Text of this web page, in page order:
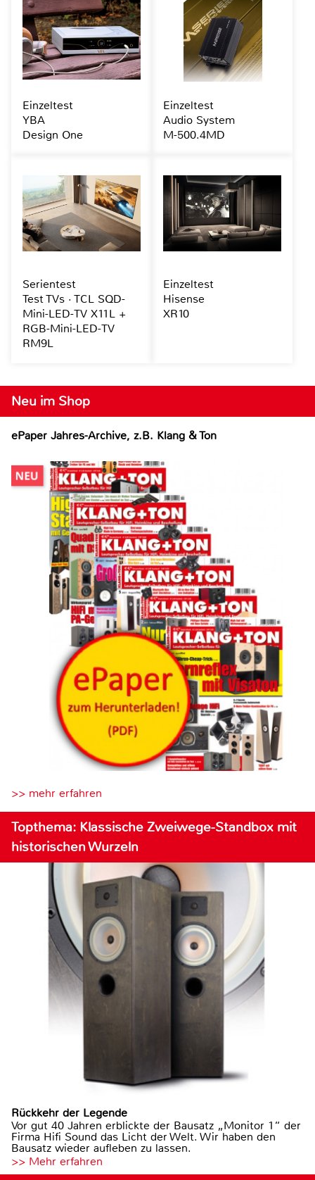
Neu im Shop
ePaper Jahres-Archive, z.B. Klang & Ton
>> mehr erfahren
Topthema: Klassische Zweiwege-Standbox mit
historischen Wurzeln
Rückkehr der Legende
Vor gut 40 Jahren erblickte der Bausatz „Monitor 1“ der
Firma Hifi Sound das Licht der Welt. Wir haben den
Bausatz wieder aufleben zu lassen.
>> Mehr erfahren
Einzeltest
YBA
Design One
Einzeltest
Audio System
M-500.4MD
Serientest
Test TVs · TCL SQD-
Mini-LED-TV X11L +
RGB-Mini-LED-TV
RM9L
Einzeltest
Hisense
XR10